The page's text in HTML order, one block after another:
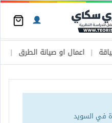
او صيانة الطرق | الأطارات
في السويد